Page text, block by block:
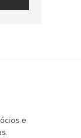
e